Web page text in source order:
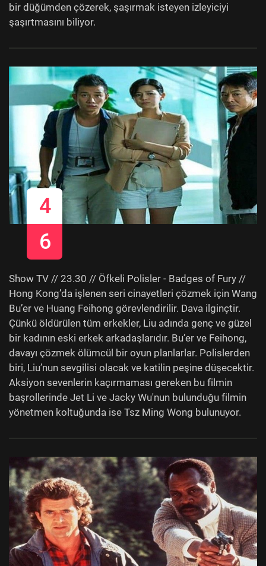
bir düğümden çözerek, şaşırmak isteyen izleyiciyi
şaşırtmasını biliyor.
4
6
Show TV // 23.30 // Öfkeli Polisler - Badges of Fury //
Hong Kong’da işlenen seri cinayetleri çözmek için Wang
Bu’er ve Huang Feihong görevlendirilir. Dava ilginçtir.
Çünkü öldürülen tüm erkekler, Liu adında genç ve güzel
bir kadının eski erkek arkadaşlarıdır. Bu’er ve Feihong,
davayı çözmek ölümcül bir oyun planlarlar. Polislerden
biri, Liu’nun sevgilisi olacak ve katilin peşine düşecektir.
Aksiyon sevenlerin kaçırmaması gereken bu filmin
başrollerinde Jet Li ve Jacky Wu'nun bulunduğu filmin
yönetmen koltuğunda ise Tsz Ming Wong bulunuyor.